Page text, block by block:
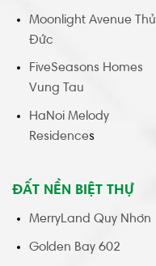
Moonlight Avenue Thủ
Đức
FiveSeasons Homes
Vung Tau
HaNoi Melody
Residences
ĐẤT NỀN BIỆT THỰ
MerryLand Quy Nhơn
Golden Bay 602